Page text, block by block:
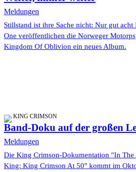
Meldungen
Stillstand ist ihre Sache nicht: Nur gut
One veröffentlichen die Norweger
Kingdom Of Oblivion ein neues Album.
KING CRIMSON
Band-Doku auf der großen
Meldungen
Die King Crimson-Dokumentation "In
King: King Crimson At 50" kommt im